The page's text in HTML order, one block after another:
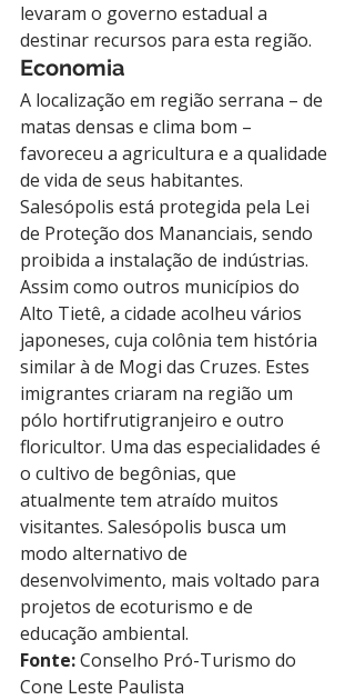
levaram o governo estadual a
destinar recursos para esta região.
Economia
A localização em região serrana – de
matas densas e clima bom –
favoreceu a agricultura e a qualidade
de vida de seus habitantes.
Salesópolis está protegida pela Lei
de Proteção dos Mananciais, sendo
proibida a instalação de indústrias.
Assim como outros municípios do
Alto Tietê, a cidade acolheu vários
japoneses, cuja colônia tem história
similar à de Mogi das Cruzes. Estes
imigrantes criaram na região um
pólo hortifrutigranjeiro e outro
floricultor. Uma das especialidades é
o cultivo de begônias, que
atualmente tem atraído muitos
visitantes. Salesópolis busca um
modo alternativo de
desenvolvimento, mais voltado para
projetos de ecoturismo e de
educação ambiental.
Fonte: Conselho Pró-Turismo do
Cone Leste Paulista